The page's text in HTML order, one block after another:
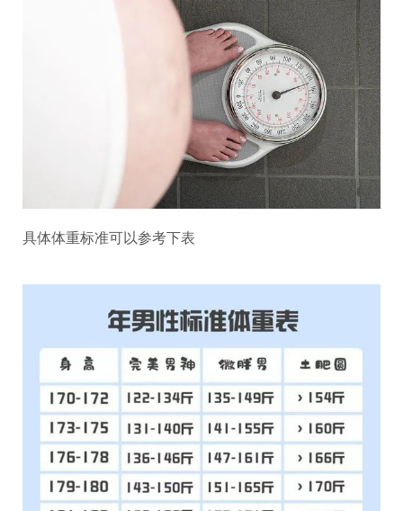
具体体重标准可以参考下表